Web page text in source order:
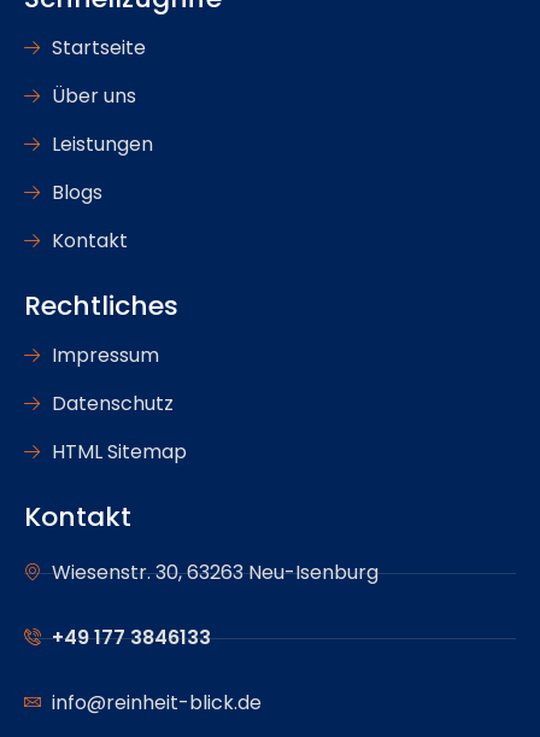
Startseite
Über uns
Leistungen
Blogs
Kontakt
Rechtliches
Impressum
Datenschutz
HTML Sitemap
Kontakt
Wiesenstr. 30, 63263 Neu-Isenburg
+49 177 3846133
info@reinheit-blick.de